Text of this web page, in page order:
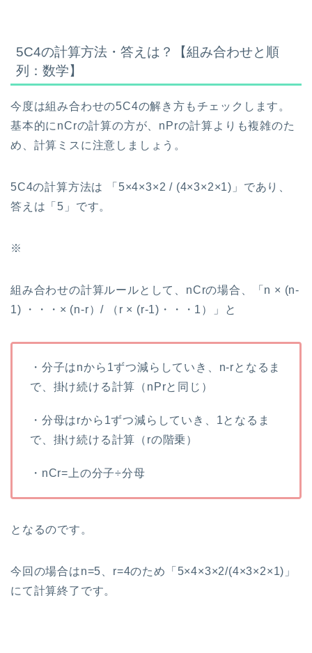
5C4の計算方法・答えは？【組み合わせと順
列：数学】
今度は組み合わせの5C4の解き方もチェックします。
基本的にnCrの計算の方が、nPrの計算よりも複雑のた
め、計算ミスに注意しましょう。
5C4の計算方法は 「5×4×3×2 / (4×3×2×1)」であり、
答えは「5」です。
※
組み合わせの計算ルールとして、nCrの場合、「n × (n-
1) ・・・× (n-r）/ （r × (r-1)・・・1）」と
・分子はnから1ずつ減らしていき、n-rとなるま
で、掛け続ける計算（nPrと同じ）
・分母はrから1ずつ減らしていき、1となるま
で、掛け続ける計算（rの階乗）
・nCr=上の分子÷分母
となるのです。
今回の場合はn=5、r=4のため「5×4×3×2/(4×3×2×1)」
にて計算終了です。